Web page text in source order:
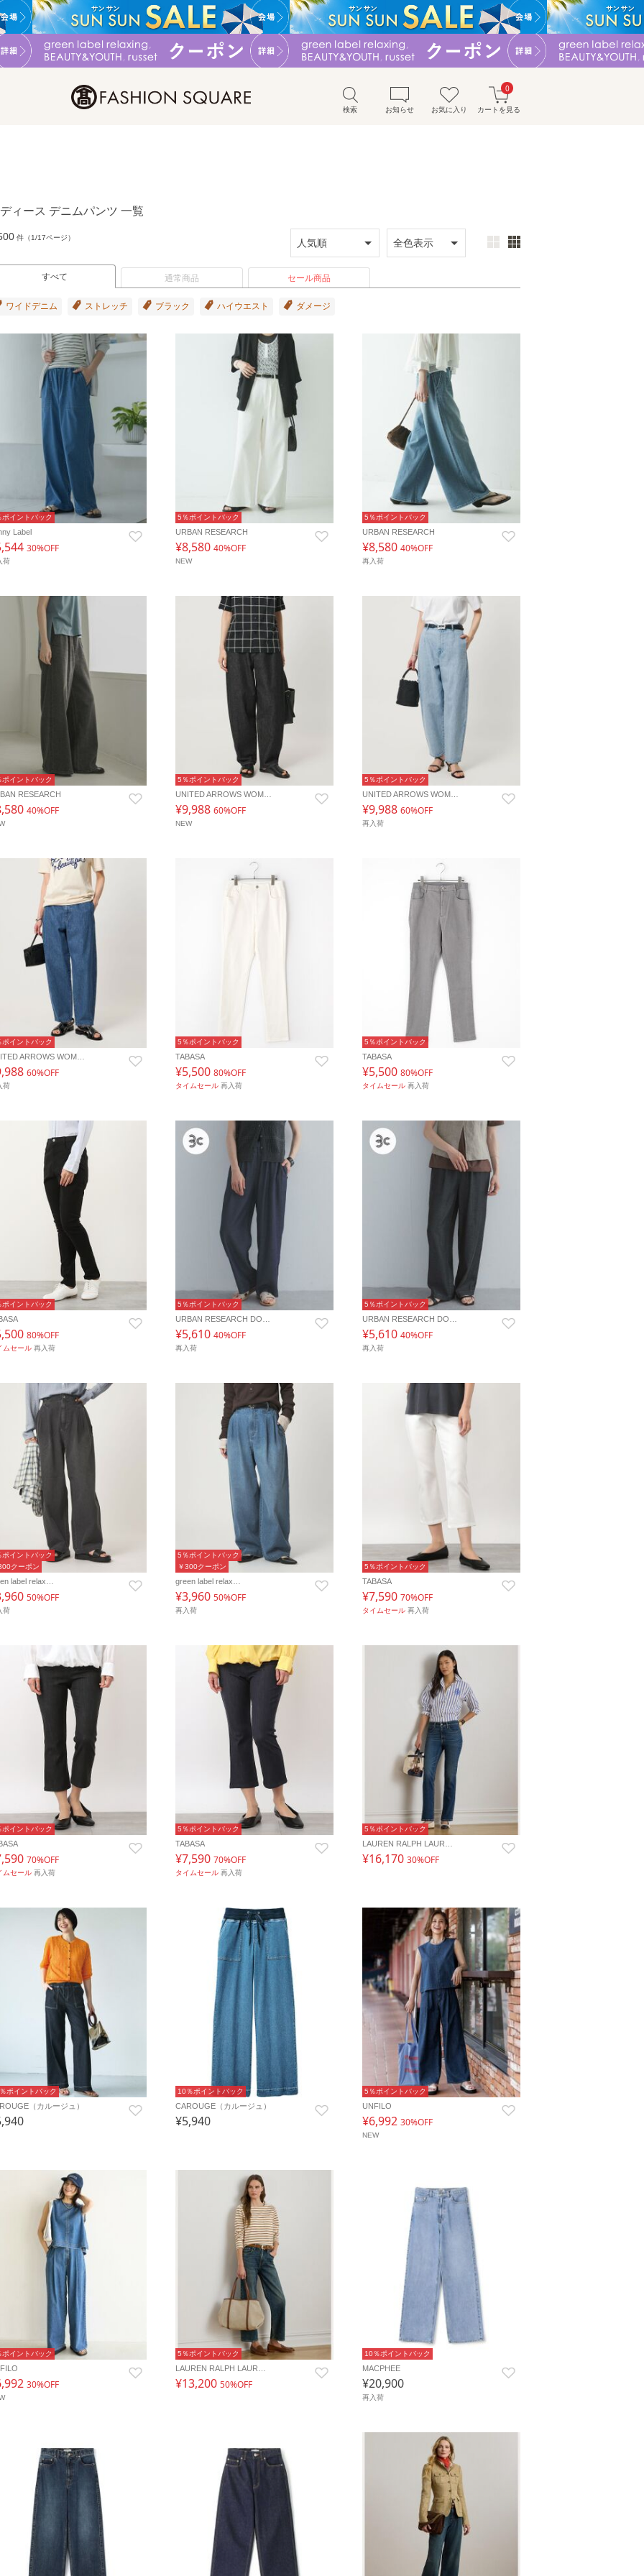
検索 お知らせ お気に入り カートを見る
0
ィース デニムパンツ 一覧
件（1/17ページ）
すべて 通常商品 セール商品
ワイドデニム ストレッチ ブラック ハイウエスト ダメージ
ポイントバック
Label
30%OFF
荷
5％ポイントバック
URBAN RESEARCH
¥8,580 40%OFF
NEW
5％ポイントバック
URBAN RESEARCH
¥8,580 40%OFF
再入荷
ポイントバック
RESEARCH
40%OFF
5％ポイントバック
UNITED ARROWS WOM…
¥9,988 60%OFF
NEW
5％ポイントバック
UNITED ARROWS WOM…
¥9,988 60%OFF
再入荷
ポイントバック
ARROWS WOM…
60%OFF
荷
5％ポイントバック
TABASA
¥5,500 80%OFF
タイムセール 再入荷
5％ポイントバック
TABASA
¥5,500 80%OFF
タイムセール 再入荷
ポイントバック
80%OFF
ムセール 再入荷
5％ポイントバック
URBAN RESEARCH DO…
¥5,610 40%OFF
再入荷
5％ポイントバック
URBAN RESEARCH DO…
¥5,610 40%OFF
再入荷
クーポン
ポイントバック
label relax…
50%OFF
荷
￥300クーポン
5％ポイントバック
green label relax…
¥3,960 50%OFF
再入荷
5％ポイントバック
TABASA
¥7,590 70%OFF
タイムセール 再入荷
ポイントバック
70%OFF
ムセール 再入荷
5％ポイントバック
TABASA
¥7,590 70%OFF
タイムセール 再入荷
5％ポイントバック
LAUREN RALPH LAUR…
¥16,170 30%OFF
ポイントバック
（カルージュ）
10％ポイントバック
CAROUGE（カルージュ）
¥5,940
5％ポイントバック
UNFILO
¥6,992 30%OFF
NEW
ポイントバック
30%OFF
5％ポイントバック
LAUREN RALPH LAUR…
¥13,200 50%OFF
10％ポイントバック
MACPHEE
¥20,900
再入荷